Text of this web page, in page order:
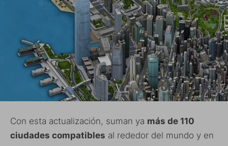
Con esta actualización, suman ya más de 110
ciudades compatibles al rededor del mundo y en